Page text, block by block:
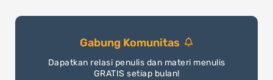
Gabung Komunitas
Dapatkan relasi penulis dan materi menulis
GRATIS setiap bulan!